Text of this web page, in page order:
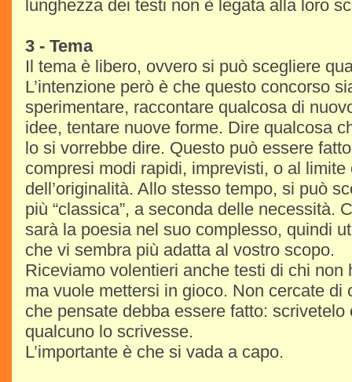
lunghezza dei testi non è legata alla loro
3 - Tema
Il tema è libero, ovvero si può scegliere
L’intenzione però è che questo concorso
sperimentare, raccontare qualcosa di
idee, tentare nuove forme. Dire qualcosa
lo si vorrebbe dire. Questo può essere
compresi modi rapidi, imprevisti, o al limite
dell’originalità. Allo stesso tempo, si può
più “classica”, a seconda delle necessità.
sarà la poesia nel suo complesso, quindi
che vi sembra più adatta al vostro scopo.
Riceviamo volentieri anche testi di chi non
ma vuole mettersi in gioco. Non cercate di
che pensate debba essere fatto: scrivetelo
qualcuno lo scrivesse.
L’importante è che si vada a capo.